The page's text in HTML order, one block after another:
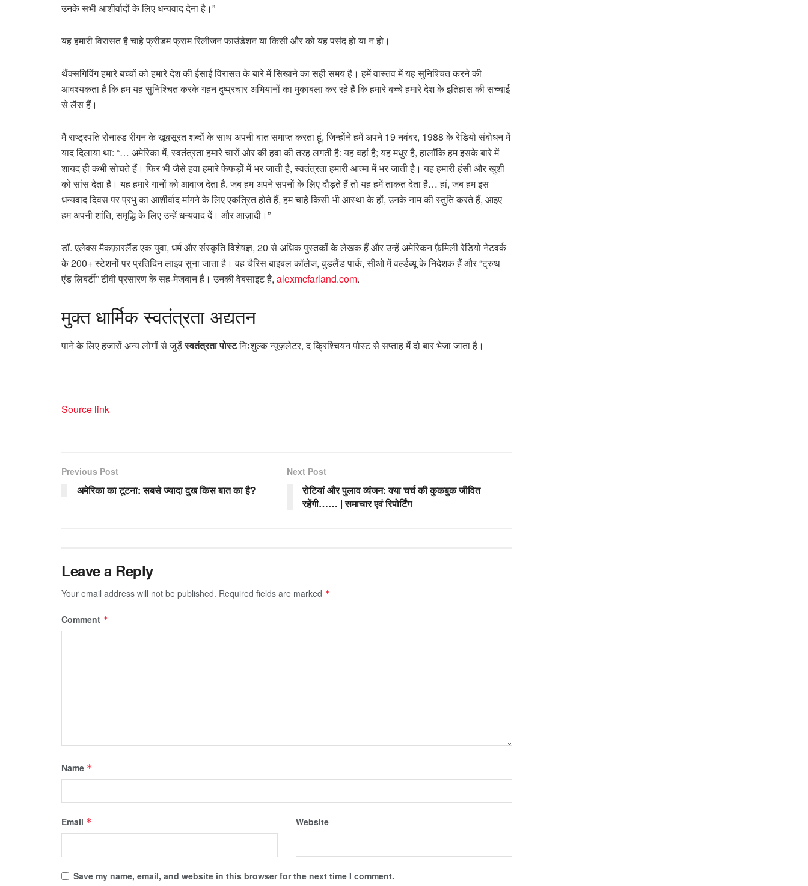
उनके सभी आशीर्वादों के लिए धन्यवाद देना है।”
यह हमारी विरासत है चाहे फ्रीडम फ्राम रिलीजन फाउंडेशन या किसी और को यह पसंद हो या न हो।
थैंक्सगिविंग हमारे बच्चों को हमारे देश की ईसाई विरासत के बारे में सिखाने का सही समय है। हमें वास्तव में यह सुनिश्चित करने की
आवश्यकता है कि हम यह सुनिश्चित करके गहन दुष्प्रचार अभियानों का मुकाबला कर रहे हैं कि हमारे बच्चे हमारे देश के इतिहास की सच्चाई
से लैस हैं।
मैं राष्ट्रपति रोनाल्ड रीगन के खूबसूरत शब्दों के साथ अपनी बात समाप्त करता हूं, जिन्होंने हमें अपने 19 नवंबर, 1988 के रेडियो संबोधन में
याद दिलाया था: “… अमेरिका में, स्वतंत्रता हमारे चारों ओर की हवा की तरह लगती है: यह वहां है; यह मधुर है, हालाँकि हम इसके बारे में
शायद ही कभी सोचते हैं। फिर भी जैसे हवा हमारे फेफड़ों में भर जाती है, स्वतंत्रता हमारी आत्मा में भर जाती है। यह हमारी हंसी और खुशी
को सांस देता है। यह हमारे गानों को आवाज देता है. जब हम अपने सपनों के लिए दौड़ते हैं तो यह हमें ताकत देता है… हां, जब हम इस
धन्यवाद दिवस पर प्रभु का आशीर्वाद मांगने के लिए एकत्रित होते हैं, हम चाहे किसी भी आस्था के हों, उनके नाम की स्तुति करते हैं, आइए
हम अपनी शांति, समृद्धि के लिए उन्हें धन्यवाद दें। और आज़ादी।”
डॉ. एलेक्स मैकफ़ारलैंड एक युवा, धर्म और संस्कृति विशेषज्ञ, 20 से अधिक पुस्तकों के लेखक हैं और उन्हें अमेरिकन फ़ैमिली रेडियो नेटवर्क
के 200+ स्टेशनों पर प्रतिदिन लाइव सुना जाता है। वह चैरिस बाइबल कॉलेज, वुडलैंड पार्क, सीओ में वर्ल्डव्यू के निदेशक हैं और “ट्रुथ
एंड लिबर्टी” टीवी प्रसारण के सह-मेजबान हैं। उनकी वेबसाइट है, alexmcfarland.com.
मुक्तधार्मिक स्वतंत्रता अद्यतन
पाने के लिए हजारों अन्य लोगों से जुड़ेंस्वतंत्रता पोस्टनिःशुल्क न्यूज़लेटर, द क्रिश्चियन पोस्ट से सप्ताह में दो बार भेजा जाता है।
Source link
Previous Post
अमेरिका का टूटना: सबसे ज्यादा दुख किस बात का है?
Next Post
रोटियां और पुलाव व्यंजन: क्या चर्च की कुकबुक जीवित
रहेंगी…… | समाचार एवं रिपोर्टिंग
Leave a Reply
Your email address will not be published. Required fields are marked *
Comment *
Name *
Email * Website
Save my name, email, and website in this browser for the next time I comment.